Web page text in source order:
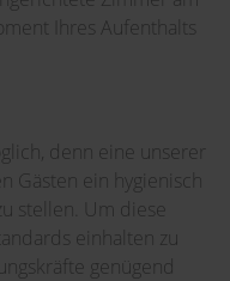
Ihres Aufenthalts
denn eine unserer
ein hygienisch
stellen. Um diese
einhalten zu
genügend